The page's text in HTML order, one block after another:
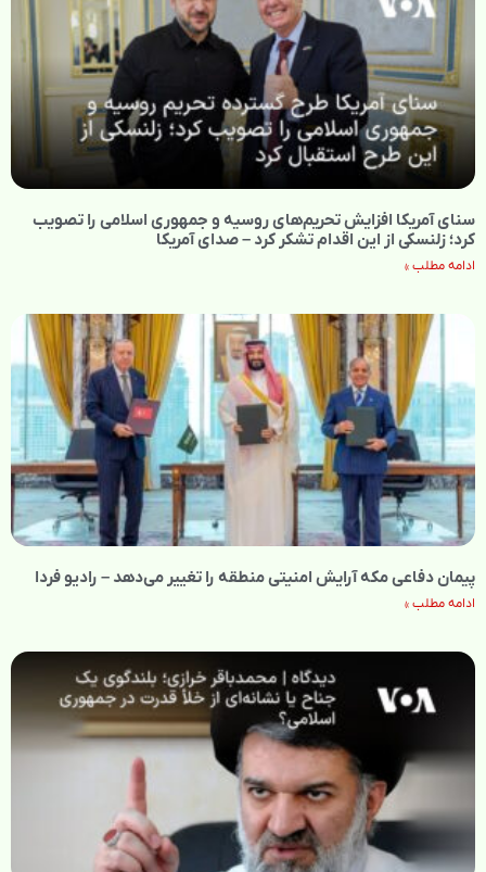
سنای آمریکا افزایش تحریم‌های روسیه و جمهوری اسلامی را تصویب
کرد؛ زلنسکی از این اقدام تشکر کرد – صدای آمریکا
ادامه مطلب »
پیمان دفاعی مکه آرایش امنیتی منطقه را تغییر می‌دهد – رادیو فردا
ادامه مطلب »